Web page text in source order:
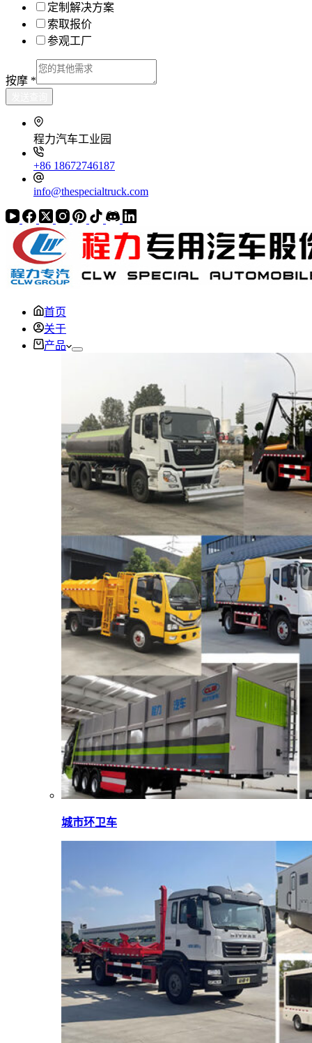
定制解决方案
索取报价
参观工厂
按摩 *
程力汽车工业园
+86 18672746187
info@thespecialtruck.com
首页
关于
产品
城市环卫车